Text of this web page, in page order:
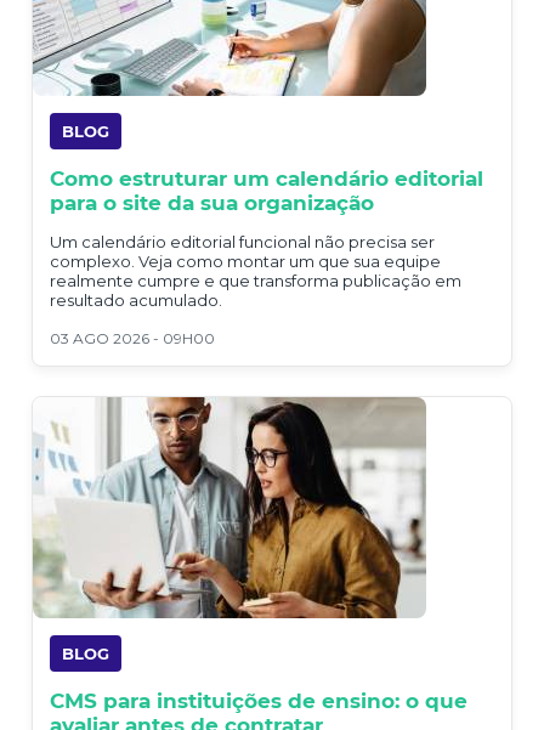
BLOG
Como estruturar um calendário editorial
para o site da sua organização
Um calendário editorial funcional não precisa ser
complexo. Veja como montar um que sua equipe
realmente cumpre e que transforma publicação em
resultado acumulado.
03 AGO 2026 - 09H00
BLOG
CMS para instituições de ensino: o que
avaliar antes de contratar